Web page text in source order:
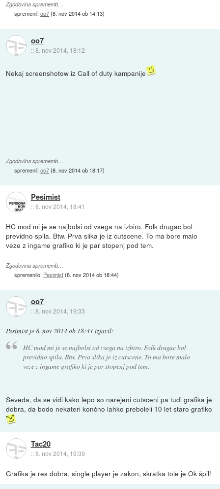
Zgodovina sprememb…
spremenil:oo7(8. nov 2014 ob 14:13)
oo7
::8. nov 2014, 18:12
Nekaj screenshotow iz Call of duty kampanije
Zgodovina sprememb…
spremenil:oo7(8. nov 2014 ob 18:17)
Pesimist
::8. nov 2014, 18:41
HC mod mi je se najbolsi od vsega na izbiro. Folk drugac bol
previdno spila. Btw. Prva slika je iz cutscene. To ma bore malo
veze z ingame grafiko ki je par stopenj pod tem.
Zgodovina sprememb…
spremenilo: Pesimist(8. nov 2014 ob 18:44)
oo7
::8. nov 2014, 19:33
Pesimist je8. nov 2014 ob 18:41 izjavil:
HC mod mi je se najbolsi od vsega na izbiro. Folk drugac bol
previdno spila. Btw. Prva slika je iz cutscene. To ma bore malo
veze z ingame grafiko ki je par stopenj pod tem.
Seveda, da se vidi kako lepo so narejeni cutsceni pa tudi grafika je
dobra, da bodo nekateri končno lahko preboleli 10 let staro grafiko
Tac20
::8. nov 2014, 19:39
Grafika je res dobra, single player je zakon, skratka tole je Ok špil!